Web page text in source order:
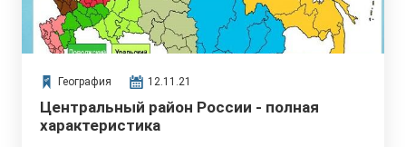
География 12.11.21
Центральный район России - полная
характеристика